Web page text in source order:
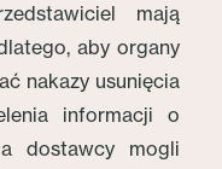
mają
aby organy
nakazy usunięcia
informacji o
dostawcy mogli